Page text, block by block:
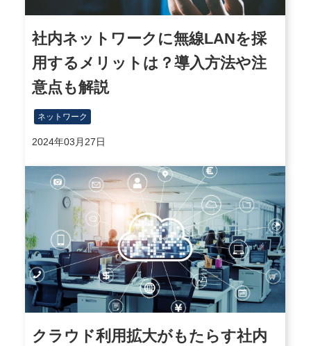
社内ネットワークに無線LANを採
用するメリットは？導入方法や注
意点も解説
ネットワーク
2024年03月27日
クラウド利用拡大がもたらす社内